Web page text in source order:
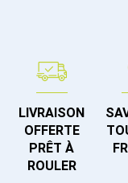
LIVRAISON
OFFERTE
PRÊT À
ROULER